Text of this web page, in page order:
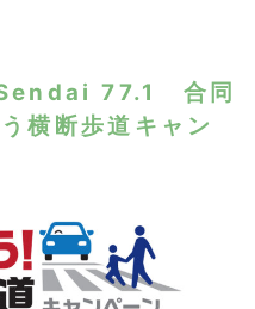
77.1 合同
横断歩道キャン